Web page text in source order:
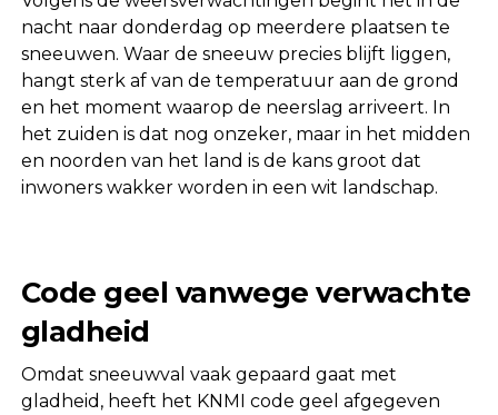
nacht naar donderdag op meerdere plaatsen te
sneeuwen. Waar de sneeuw precies blijft liggen,
hangt sterk af van de temperatuur aan de grond
en het moment waarop de neerslag arriveert. In
het zuiden is dat nog onzeker, maar in het midden
en noorden van het land is de kans groot dat
inwoners wakker worden in een wit landschap.
Code geel vanwege verwachte
gladheid
Omdat sneeuwval vaak gepaard gaat met
gladheid, heeft het KNMI code geel afgegeven